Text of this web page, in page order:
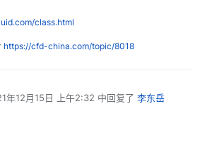
class.html
https://cfd-china.com/topic/8018
年12月15日 上午2:32 中回复了 李东岳
编辑